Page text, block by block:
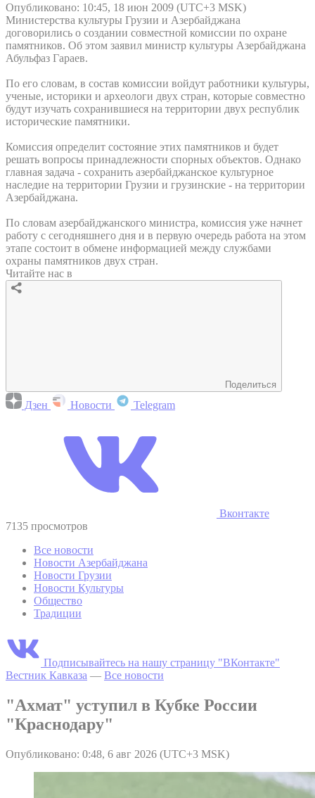
Опубликовано: 10:45, 18 июн 2009 (UTC+3 MSK)
Министерства культуры Грузии и Азербайджана
договорились о создании совместной комиссии по охране
памятников. Об этом заявил министр культуры Азербайджана
Абульфаз Гараев.
По его словам, в состав комиссии войдут работники культуры,
ученые, историки и археологи двух стран, которые совместно
будут изучать сохранившиеся на территории двух республик
исторические памятники.
Комиссия определит состояние этих памятников и будет
решать вопросы принадлежности спорных объектов. Однако
главная задача - сохранить азербайджанское культурное
наследие на территории Грузии и грузинские - на территории
Азербайджана.
По словам азербайджанского министра, комиссия уже начнет
работу с сегодняшнего дня и в первую очередь работа на этом
этапе состоит в обмене информацией между службами
охраны памятников двух стран.
Читайте нас в
Поделиться
Дзен Новости Telegram
Вконтакте
7135 просмотров
Все новости
Новости Азербайджана
Новости Грузии
Новости Культуры
Общество
Традиции
Подписывайтесь на нашу страницу "ВКонтакте"
Вестник Кавказа — Все новости
"Ахмат" уступил в Кубке России
"Краснодару"
Опубликовано: 0:48, 6 авг 2026 (UTC+3 MSK)